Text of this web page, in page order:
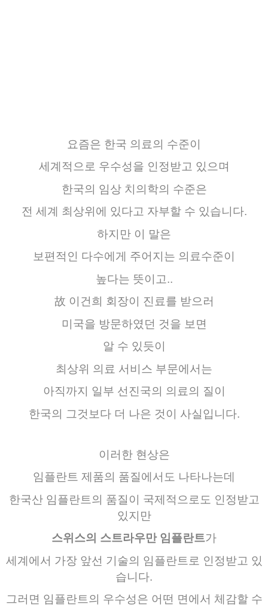
요즘은 한국 의료의 수준이
세계적으로 우수성을 인정받고 있으며
한국의 임상 치의학의 수준은
전 세계
최상위에 있다고 자부할 수 있습니다.
하지만 이 말은
보편적인 다수에게 주어지는 의료수준이
높다는 뜻이고..
故 이건희 회장이 진료를 받으러
미국을 방문하였던 것을 보면
알 수 있듯이
최상위 의료 서비스 부문에서는
아직까지
일부 선진국의 의료의 질이
한국의 그것보다 더 나은 것이 사실입니다.
이러한 현상은
임플란트 제품의 품질에서도 나타나는데
한국산 임플란트의 품질이 국제적으로도 인정받고
있지만
스위스의 스트라우만 임플란트가
세계에서 가장 앞선 기술의 임플란트로 인정받고 있
습니다.
그러면 임플란트의 우수성은 어떤 면에서 체감할 수